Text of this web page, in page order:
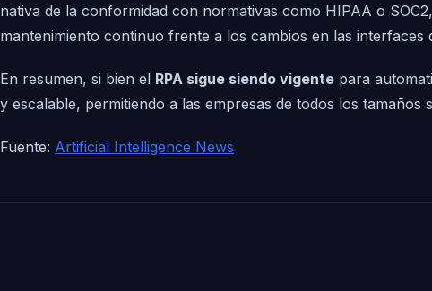
nativa de la conformidad con normativas como HIPAA o
mantenimiento continuo frente a los cambios en las
En resumen, si bien el RPA sigue siendo vigente para
y escalable, permitiendo a las empresas de todos los
Fuente: Artificial Intelligence News